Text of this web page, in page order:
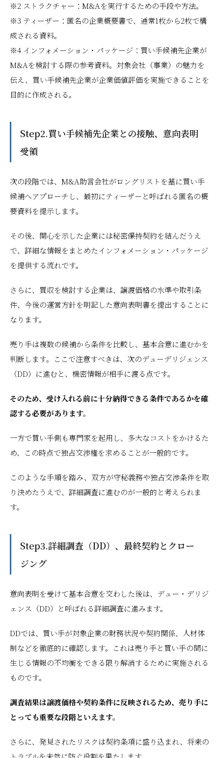
※2 ストラクチャー：M&Aを実行するための手段や方法。
※3 ティーザー：匿名の企業概要書で、通常1枚から2枚で構
成される資料。
※4 インフォメーション・パッケージ：買い手候補先企業が
M&Aを検討する際の参考資料。対象会社（事業）の魅力を
伝え、買い手候補先企業が企業価値評価を実施できることを
目的に作成される。
Step2.買い手候補先企業との接触、意向表明
受領
次の段階では、M&A助言会社がロングリストを基に買い手
候補へアプローチし、最初にティーザーと呼ばれる匿名の概
要資料を提示します。
その後、関心を示した企業には秘密保持契約を結んだうえ
で、詳細な情報をまとめたインフォメーション・パッケージ
を提供する流れです。
さらに、買収を検討する企業は、譲渡価格の水準や取引条
件、今後の運営方針を明記した意向表明書を提出することに
なります。
売り手は複数の候補から条件を比較し、基本合意に進むかを
判断します。ここで注意すべきは、次のデューデリジェンス
（DD）に進むと、機密情報が相手に渡る点です。
そのため、受け入れる前に十分納得できる条件であるかを確
認する必要があります。
一方で買い手側も専門家を起用し、多大なコストをかけるた
め、この時点で独占交渉権を求めることが一般的です。
このような手順を踏み、双方が守秘義務や独占交渉条件を取
り決めたうえで、詳細調査に進むのが一般的と考えられま
す。
Step3.詳細調査（DD）、最終契約とクロー
ジング
意向表明を受けて基本合意を交わした後は、デュー・デリジ
ェンス（DD）と呼ばれる詳細調査に進みます。
DDでは、買い手が対象企業の財務状況や契約関係、人材体
制などを徹底的に確認します。これは売り手と買い手の間に
生じる情報の不均衡をできる限り解消するために実施される
ものです。
調査結果は譲渡価格や契約条件に反映されるため、売り手に
とっても重要な段階といえます。
さらに、発見されたリスクは契約条項に盛り込まれ、将来の